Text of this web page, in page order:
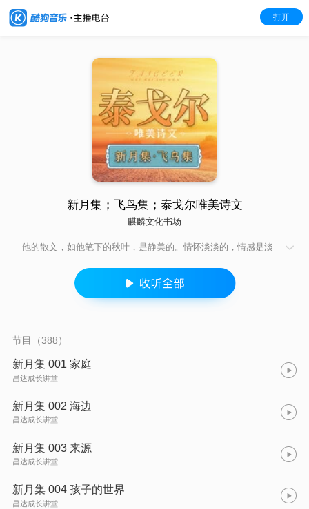
打开
新月集；飞鸟集；泰戈尔唯美诗文
麒麟文化书场
他的散文，如他笔下的秋叶，是静美的。情怀淡淡的，情感是淡
如香茗入品，浓而不烈。 他的散文总有浅浅的悲感缠绕，无论是
水样的女子，还是孟加拉漫天的阳光，不管是人还是自然，在他
笔下似乎总有些力不从心的忧怨。可是，它们又总是向上的，基
样灵动，却少了几分宗教的神秘，多了几点清新的意味。 他揭去
了文字华丽羞涩的面纱，让它们落在平凡的日子里，变得平淡而
随性。因此，他的散文里不再有诗歌中处处可见的神。匆匆行
旅，风中招摇的罗望子树，爱人的纱丽，离别的一眼瞬间，就连
那闲坐的散淡光景，都成了是他纸页上的贵宾。 他，就是泰戈
节目（388）
新月集 001 家庭
昌达成长讲堂
新月集 002 海边
昌达成长讲堂
新月集 003 来源
昌达成长讲堂
新月集 004 孩子的世界
昌达成长讲堂